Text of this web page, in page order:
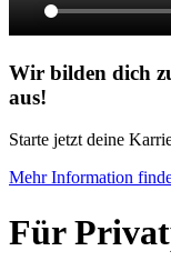
Wir bilden dich
aus!
Starte jetzt deine
Mehr Information
Für